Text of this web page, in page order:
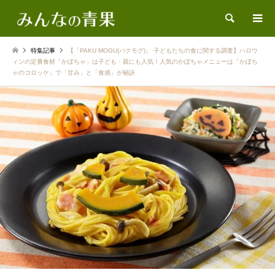
検索
特集記事
【「PAKU MOGU(パクモグ)」 子どもたちの食に関する調査】ハロウ
ィンの定番食材「かぼちゃ」は子ども・親にも人気！人気のかぼちゃメニューは「かぼち
ゃのコロッケ」で「甘み」と「食感」が秘訣